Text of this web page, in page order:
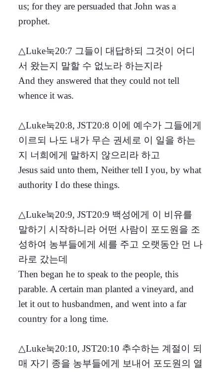
us; for they are persuaded that John was a
prophet.
△Luke눅20:7 그들이 대답하되 그것이 어디
서 왔는지 말할 수 없노라 하는지라
And they answered that they could not tell
whence it was.
△Luke눅20:8, JST20:8 이에 예수가 그들에게
이르되 나도 내가 무슨 권세로 이 일을 하는
지 너희에게 말하지 않으리라 하고
Jesus said unto them, Neither tell I you, by what
authority I do these things.
△Luke눅20:9, JST20:9 백성에게 이 비유를
말하기 시작하니라 어떤 사람이 포도원을 조
성하여 농부들에게 세를 주고 오랫동안 먼 나
라로 갔는데
Then began he to speak to the people, this
parable. A certain man planted a vineyard, and
let it out to husbandmen, and went into a far
country for a long time.
△Luke눅20:10, JST20:10 추수하는 계절이 되
매 자기 종을 농부들에게 보내어 포도원의 열